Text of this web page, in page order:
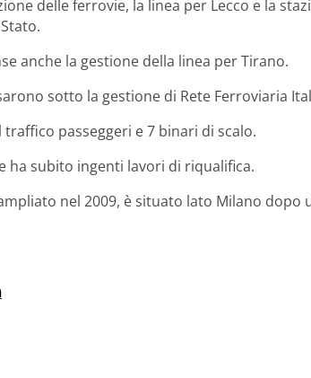
delle ferrovie, la linea per Lecco e la
anche la gestione della linea per Tirano.
sotto la gestione di Rete Ferroviaria
passeggeri e 7 binari di scalo.
ha subito ingenti lavori di riqualifica.
nel 2009, è situato lato Milano dopo